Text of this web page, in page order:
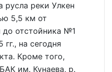
русла реки Улкен
5,5 км от
до отстойника №1
на сегодня
Кроме того,
им. Кунаева, р.